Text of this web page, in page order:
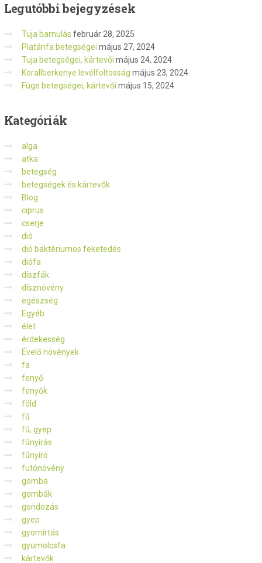
Legutóbbibejegyzések
Tuja barnulás február 28, 2025
Platánfa betegségei május 27, 2024
Tuja betegségei, kártevői május 24, 2024
Korallberkenye levélfoltosság május 23, 2024
Füge betegségei, kártevői május 15, 2024
Kategóriák
alga
atka
betegség
betegségek és kártevők
Blog
ciprus
cserje
dió
dió baktériumos feketedés
diófa
díszfák
dísznövény
egészség
Egyéb
élet
érdekesség
Évelő növények
fa
fenyő
fenyők
föld
fű
fű, gyep
fűnyírás
fűnyíró
futónövény
gomba
gombák
gondozás
gyep
gyomírtás
gyümölcsfa
kártevők